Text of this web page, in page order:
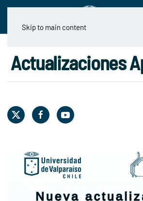
Skip to main content
Actualizaciones